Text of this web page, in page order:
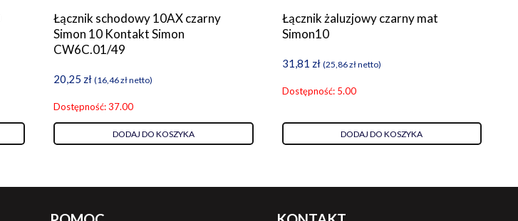
Łącznik schodowy 10AX czarny
Simon 10 Kontakt Simon
CW6C.01/49
20,25 zł (16,46złnetto)
Dostępność: 37.00
DODAJ DO KOSZYKA
Łącznik żaluzjowy czarny mat
Simon10
31,81 zł (25,86złnetto)
Dostępność: 5.00
DODAJ DO KOSZYKA